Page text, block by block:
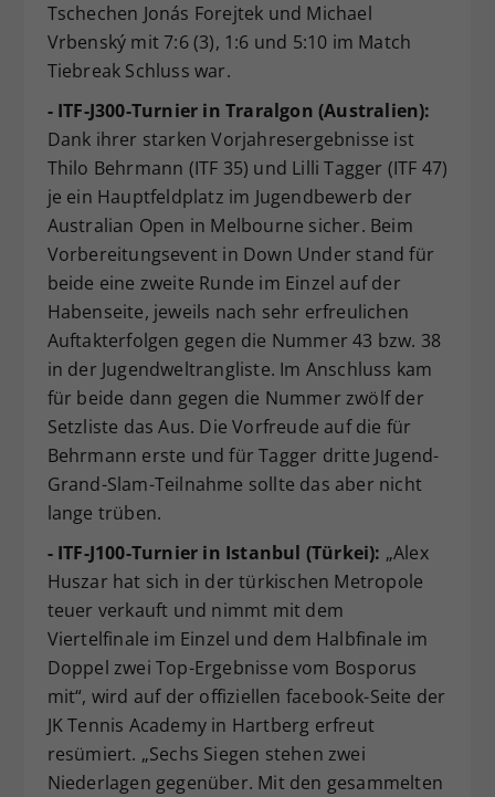
Tschechen Jonás Forejtek und Michael
Vrbenský mit 7:6 (3), 1:6 und 5:10 im Match
Tiebreak Schluss war.
- ITF-J300-Turnier in Traralgon (Australien):
Dank ihrer starken Vorjahresergebnisse ist
Thilo Behrmann (ITF 35) und Lilli Tagger (ITF 47)
je ein Hauptfeldplatz im Jugendbewerb der
Australian Open in Melbourne sicher. Beim
Vorbereitungsevent in Down Under stand für
beide eine zweite Runde im Einzel auf der
Habenseite, jeweils nach sehr erfreulichen
Auftakterfolgen gegen die Nummer 43 bzw. 38
in der Jugendweltrangliste. Im Anschluss kam
für beide dann gegen die Nummer zwölf der
Setzliste das Aus. Die Vorfreude auf die für
Behrmann erste und für Tagger dritte Jugend-
Grand-Slam-Teilnahme sollte das aber nicht
lange trüben.
- ITF-J100-Turnier in Istanbul (Türkei): „Alex
Huszar hat sich in der türkischen Metropole
teuer verkauft und nimmt mit dem
Viertelfinale im Einzel und dem Halbfinale im
Doppel zwei Top-Ergebnisse vom Bosporus
mit“, wird auf der offiziellen facebook-Seite der
JK Tennis Academy in Hartberg erfreut
resümiert. „Sechs Siegen stehen zwei
Niederlagen gegenüber. Mit den gesammelten